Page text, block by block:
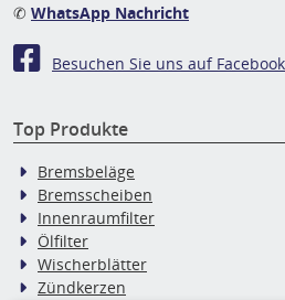
✆ WhatsApp Nachricht
Besuchen Sie uns auf
Top Produkte
Bremsbeläge
Bremsscheiben
Innenraumfilter
Ölfilter
Wischerblätter
Zündkerzen